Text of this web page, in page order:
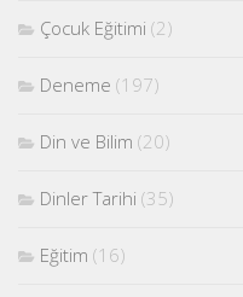
Çocuk Eğitimi (2)
Deneme (197)
Din ve Bilim (20)
Dinler Tarihi (35)
Eğitim (16)